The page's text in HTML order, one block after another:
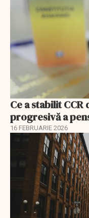
Ce a stabilit
progresivă a
16 FEBRUARIE 2026